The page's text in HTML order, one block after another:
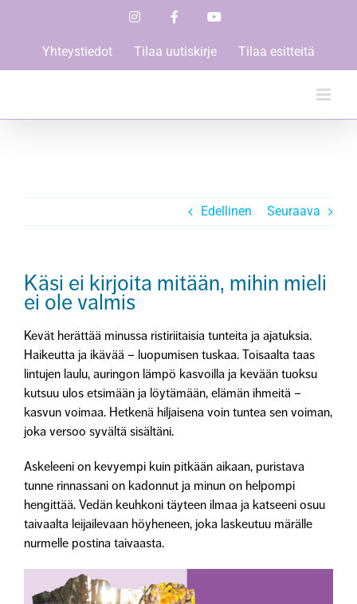
InstagramFacebook
Yhteystiedot Tilaa uutiskirje Tilaa esitteitä
Edellinen Seuraava
Käsi ei kirjoita mitään, mihin mieli
ei ole valmis
Kevät herättää minussa ristiriitaisia tunteita ja ajatuksia.
Haikeutta ja ikävää – luopumisen tuskaa. Toisaalta taas
lintujen laulu, auringon lämpö kasvoilla ja kevään tuoksu
kutsuu ulos etsimään ja löytämään, elämän ihmeitä –
kasvun voimaa. Hetkenä hiljaisena voin tuntea sen voiman,
joka versoo syvältä sisältäni.
Askeleeni on kevyempi kuin pitkään aikaan, puristava
tunne rinnassani on kadonnut ja minun on helpompi
hengittää. Vedän keuhkoni täyteen ilmaa ja katseeni osuu
taivaalta leijailevaan höyheneen, joka laskeutuu märälle
nurmelle postina taivaasta.